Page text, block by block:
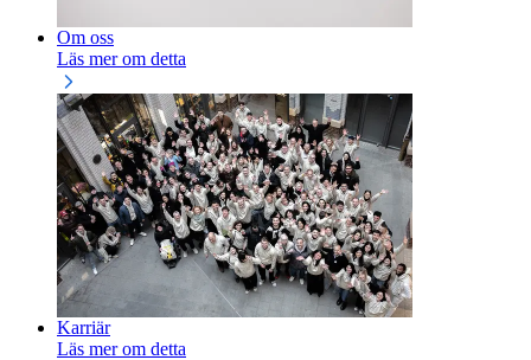
Om oss
Läs mer om detta
Karriär
Läs mer om detta